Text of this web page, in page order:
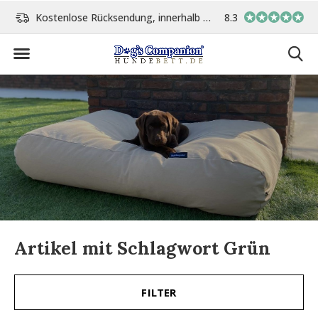
Kostenlose Rücksendung, innerhalb 14 Tage Vor 15:00 Uhr bestellt,
8.3
Artikel mit Schlagwort Grün
FILTER